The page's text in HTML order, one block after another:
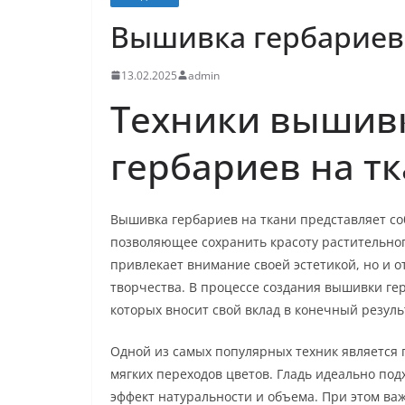
Вышивка
13.02.2025 admin
Техники
гербариев на
Вышивка гербариев на ткани представляет
позволяющее сохранить красоту
привлекает внимание своей эстетикой, но
творчества. В процессе создания вышивки
которых вносит свой вклад в конечный
Одной из самых популярных техник является
мягких переходов цветов. Гладь идеально
эффект натуральности и объема. При этом